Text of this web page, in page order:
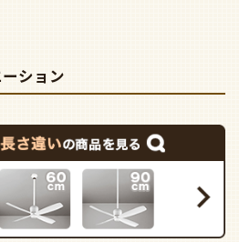
ション